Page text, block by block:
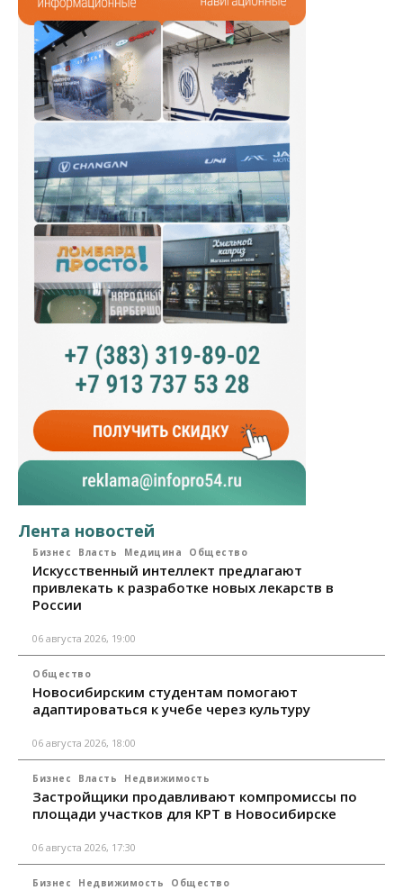
Лента новостей
Бизнес Власть Медицина Общество
Искусственный интеллект предлагают
привлекать к разработке новых лекарств в
России
06 августа 2026, 19:00
Общество
Новосибирским студентам помогают
адаптироваться к учебе через культуру
06 августа 2026, 18:00
Бизнес Власть Недвижимость
Застройщики продавливают компромиссы по
площади участков для КРТ в Новосибирске
06 августа 2026, 17:30
Бизнес Недвижимость Общество